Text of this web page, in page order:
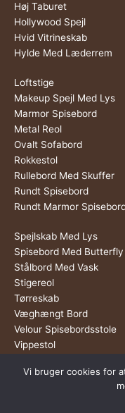
Høj Taburet
Hollywood Spejl
Hvid Vitrineskab
Hylde Med Læderrem
Loftstige
Makeup Spejl Med Lys
Marmor Spisebord
Metal Reol
Ovalt Sofabord
Rokkestol
Rullebord Med Skuffer
Rundt Spisebord
Rundt Marmor
Spejlskab Med Lys
Spisebord Med
Stålbord Med Vask
Stigereol
Tørreskab
Væghængt Bord
Velour Spisebordsstole
Vippestol
Dette medie ejes og
Hotel, Grandstand,
Copyright ©
Vi bruger cookies for